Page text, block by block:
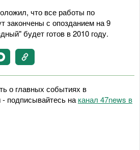
что все работы по
закончены с опозданием на 9
будет готов в 2010 году.
о главных событиях в
- подписывайтесь на канал 47news в